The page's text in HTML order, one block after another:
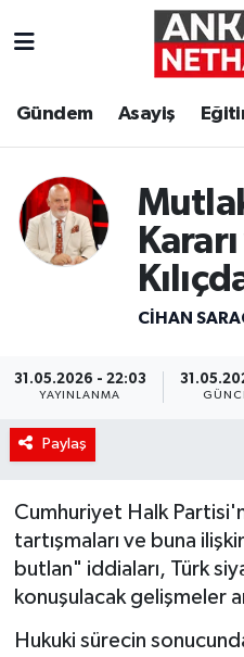
Gündem Asayiş
CIHAN
31.05.2026 - 22:03
YAYINLANMA
Paylaş
Cumhuriyet Halk
tartışmaları ve buna
butlan" iddiaları, Türk
konuşulacak gelişmeler
Hukuki sürecin
Eğitim
Ekonomi
Siyaset
Spor
Teknoloji
Ankara Hava Durumu
Süper Lig Puan
Tüm Manşetler